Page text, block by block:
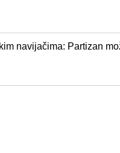
navijačima: Partizan